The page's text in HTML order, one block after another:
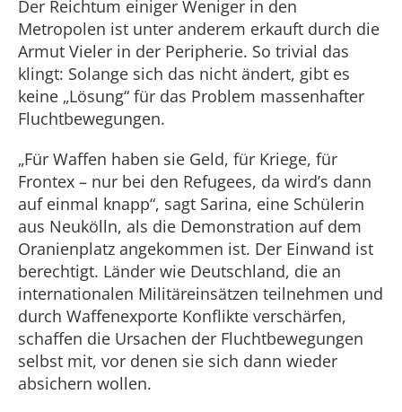
Der Reichtum einiger Weniger in den
Metropolen ist unter anderem erkauft durch die
Armut Vieler in der Peripherie. So trivial das
klingt: Solange sich das nicht ändert, gibt es
keine „Lösung“ für das Problem massenhafter
Fluchtbewegungen.
„Für Waffen haben sie Geld, für Kriege, für
Frontex – nur bei den Refugees, da wird’s dann
auf einmal knapp“, sagt Sarina, eine Schülerin
aus Neukölln, als die Demonstration auf dem
Oranienplatz angekommen ist. Der Einwand ist
berechtigt. Länder wie Deutschland, die an
internationalen Militäreinsätzen teilnehmen und
durch Waffenexporte Konflikte verschärfen,
schaffen die Ursachen der Fluchtbewegungen
selbst mit, vor denen sie sich dann wieder
absichern wollen.